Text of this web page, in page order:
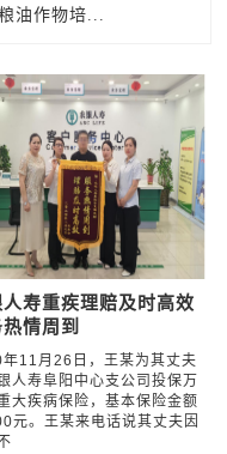
...
军微博...
“老...
到
油作物培...
成立八周...
模式
隆重授予...